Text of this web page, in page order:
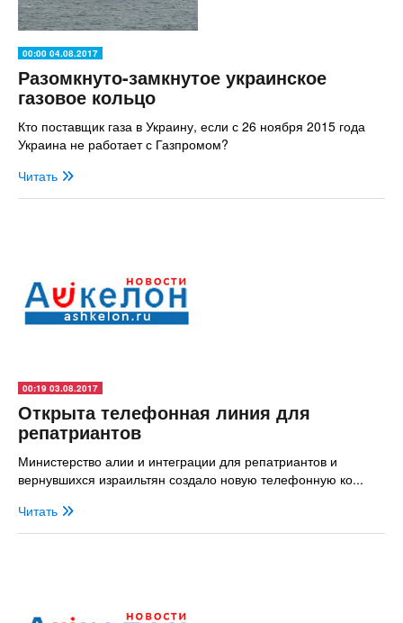
00:00 04.08.2017
Разомкнуто-замкнутое украинское
газовое кольцо
Кто поставщик газа в Украину, если с 26 ноября 2015 года
Украина не работает с Газпромом?
Читать
00:19 03.08.2017
Открыта телефонная линия для
репатриантов
Министерство алии и интеграции для репатриантов и
вернувшихся израильтян создало новую телефонную ко...
Читать